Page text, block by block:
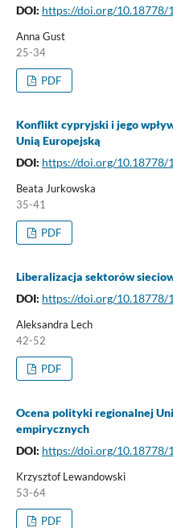
DOI: https://doi.org/10.18778/
Anna Gust
25-34
PDF
Konflikt cypryjski i jego
Unią Europejską
DOI: https://doi.org/10.18778/
Beata Jurkowska
35-41
PDF
Liberalizacja sektorów
DOI: https://doi.org/10.18778/
Aleksandra Lech
42-52
PDF
Ocena polityki regionalnej
empirycznych
DOI: https://doi.org/10.18778/
Krzysztof Lewandowski
53-64
PDF